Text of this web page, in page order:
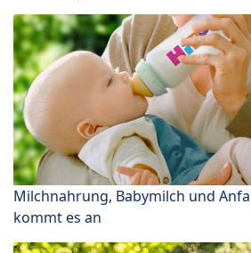
Milchnahrung, Babymilch und
kommt es an